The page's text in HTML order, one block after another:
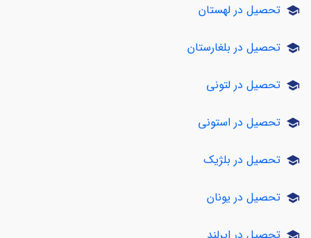
school تحصیل در لهستان
school تحصیل در بلغارستان
school تحصیل در لتونی
school تحصیل در استونی
school تحصیل در بلژیک
school تحصیل در یونان
school